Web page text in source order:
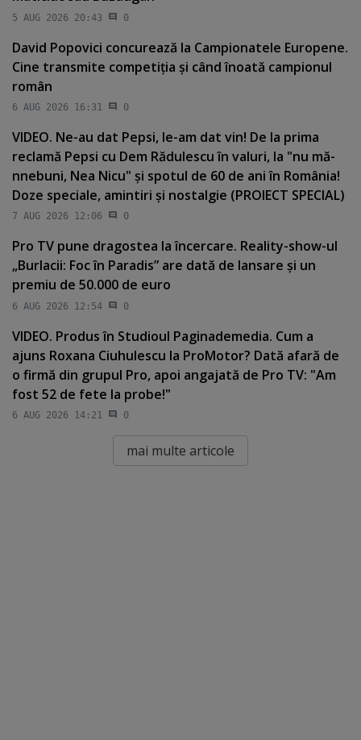
5 AUG 2026 20:43 0
David Popovici concurează la Campionatele Europene.
Cine transmite competiţia şi când înoată campionul
român
6 AUG 2026 16:31 0
VIDEO. Ne-au dat Pepsi, le-am dat vin! De la prima
reclamă Pepsi cu Dem Rădulescu în valuri, la "nu mă-
nnebuni, Nea Nicu" şi spotul de 60 de ani în România!
Doze speciale, amintiri şi nostalgie (PROIECT SPECIAL)
7 AUG 2026 12:06 0
Pro TV pune dragostea la încercare. Reality-show-ul
„Burlacii: Foc în Paradis” are dată de lansare şi un
premiu de 50.000 de euro
6 AUG 2026 12:54 0
VIDEO. Produs în Studioul Paginademedia. Cum a
ajuns Roxana Ciuhulescu la ProMotor? Dată afară de
o firmă din grupul Pro, apoi angajată de Pro TV: "Am
fost 52 de fete la probe!"
6 AUG 2026 14:21 0
mai multe articole